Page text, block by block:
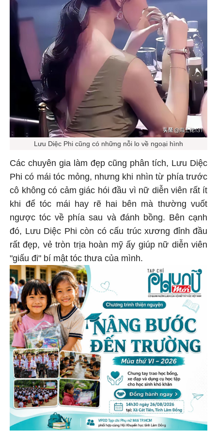
Lưu Diệc Phi cũng có những nỗi lo về ngoại hình
Các chuyên gia làm đẹp cũng phân tích, Lưu Diệc
Phi có mái tóc mỏng, nhưng khi nhìn từ phía trước
cô không có cảm giác hói đầu vì nữ diễn viên rất ít
khi để tóc mái hay rẽ hai bên mà thường vuốt
ngược tóc về phía sau và đánh bồng. Bên cạnh
đó, Lưu Diệc Phi còn có cấu trúc xương đỉnh đầu
rất đẹp, vẻ tròn trịa hoàn mỹ ấy giúp nữ diễn viên
"giấu đi" bí mật tóc thưa của mình.